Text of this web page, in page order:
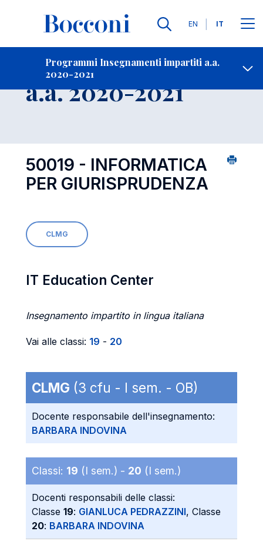
Lingue
EN IT
Programmi Insegnamenti impartiti a.a.
2020-2021
Contatti
Insegnamento
a.a. 2020-2021
50019 - INFORMATICA
PER GIURISPRUDENZA
CLMG
IT Education Center
Insegnamento impartito in lingua italiana
Vai alle classi: 19 - 20
CLMG (3 cfu - I sem. - OB)
Docente responsabile dell'insegnamento:
BARBARA INDOVINA
Classi: 19 (I sem.) - 20 (I sem.)
Docenti responsabili delle classi:
Classe 19: GIANLUCA PEDRAZZINI, Classe
20: BARBARA INDOVINA